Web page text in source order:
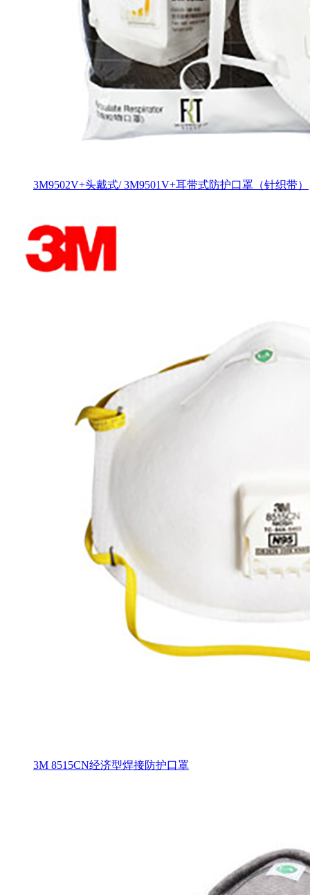
3M9502V+头戴式/ 3M9501V+耳带式防护口罩（针织带）
3M 8515CN经济型焊接防护口罩